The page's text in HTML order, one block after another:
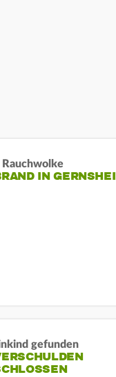
Rauchwolke
IN GERNSHEIM
gefunden